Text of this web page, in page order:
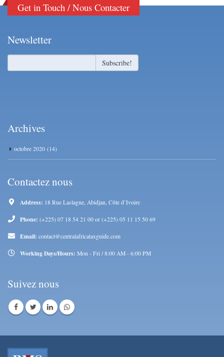
Get in Touch / Nous Contacter
Newsletter
Archives
octobre 2020 (14)
Contactez nous
Address: 18 Rue Laslagne, Abidjan, Côte d’Ivoire
Phone: (+225) 07 18 54 21 00 or (+225) 05 11 15 50 69
Email: contact@centralafricataxguide.com
Working Days/Hours: Mon - Fri / 8:00 AM - 6:00 PM
Suivez nous